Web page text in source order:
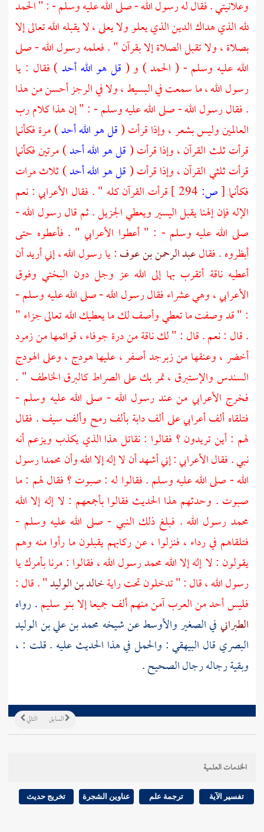
وعلانيتي . فقال له رسول الله - صلى الله عليه وسلم - : " الحمد
لله الذي هداك الدين الذي يعلو ولا يعلى ، لا يقبله الله تعالى إلا
بصلاة ، ولا تقبل الصلاة إلا بقرآن " . فعلمه رسول الله - صلى
الله عليه وسلم - ( الحمد ) و ( قل هو الله أحد) فقال : يا
رسول الله ، ما سمعت في البسيط ، ولا في الرجز أحسن من هذا
. فقال رسول الله - صلى الله عليه وسلم - : " إن هذا كلام رب
العالمين وليس بشعر ، وإذا قرأت (قل هو الله أحد) مرة فكأنما
قرأت ثلث القرآن ، وإذا قرأت (قل هو الله أحد) مرتين فكأنما
قرأت ثلثي القرآن ، وإذا قرأت (قل هو الله أحد) ثلاث مرات
فكأنما [ص:
قرأت القرآن كله " . فقال الأعرابي : نعم
الإله فإن إلهنا يقبل اليسير ويعطي الجزيل . ثم قال رسول الله -
صلى الله عليه وسلم - : " أعطوا الأعرابي " . فأعطوه حتى
أبظروه . فقالعبد الرحمن بن عوف: يا رسول الله ، إني أريد أن
أعطيه ناقة أتقرب بها إلى الله عز وجل دون البختي وفوق
الأعرابي ، وهي عشراء فقال رسول الله - صلى الله عليه وسلم -
: " قد وصفت ما تعطي وأصف لك ما يعطيك الله تعالى جزاء "
. قال : نعم . قال : " لك ناقة من درة جوفاء ، قوائمها من زمرد
أخضر ، وعنقها من زبرجد أصفر ، عليها هودج ، وعلى الهودج
السندس والإستبرق ، تمر بك على الصراط كالبرق الخاطف " .
فخرج الأعرابي من عند رسول الله - صلى الله عليه وسلم -
فتلقاه ألف أعرابي على ألف دابة بألف رمح وألف سيف . فقال
لهم : أين تريدون ؟ فقالوا : نقاتل هذا الذي يكذب ويزعم أنه
نبي . فقال الأعرابي : إني أشهد أن لا إله إلا الله وأنمحمدارسول
الله - صلى الله عليه وسلم . فقالوا له : صبوت ؟ فقال لهم : ما
صبوت . وحدثهم هذا الحديث فقالوا بأجمعهم : لا إله إلا الله
محمد رسول الله . فبلغ ذلك النبي - صلى الله عليه وسلم -
فتلقاهم في رداء ، فنزلوا ، عن ركابهم يقبلون ما رأوا منه وهم
يقولون : لا إله إلا اللهمحمدرسول الله ، فقالوا : مرنا بأمرك يا
رسول الله ، قال : " تدخلون تحت رايةخالد بن الوليد" . قال :
فليس أحد من العرب آمن منهم ألف جميعا إلابنو سليم. رواه
الطبرانيفي الصغير والأوسط عن شيخه محمد بن علي بن الوليد
البصري قال البيهقي: والحمل في هذا الحديث عليه . قلت : ،
وبقية رجاله رجال الصحيح .
التالي السابق
الخدمات العلمية
تفسير الآية ترجمة علم عناوين الشجرة تخريج حديث